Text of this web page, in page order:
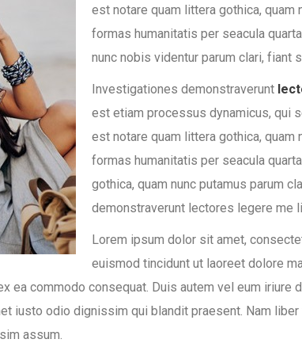
est notare quam littera gothica, quam
formas humanitatis per seacula
nunc nobis videntur parum clari, fiant
Investigationes demonstraverunt
est etiam processus dynamicus, qui
est notare quam littera gothica, quam
formas humanitatis per seacula
gothica, quam nunc putamus parum
demonstraverunt lectores legere me
Lorem ipsum dolor sit amet,
euismod tincidunt ut laoreet dolore
commodo consequat. Duis autem vel eum
iusto odio dignissim qui blandit praesent. Nam
assum.